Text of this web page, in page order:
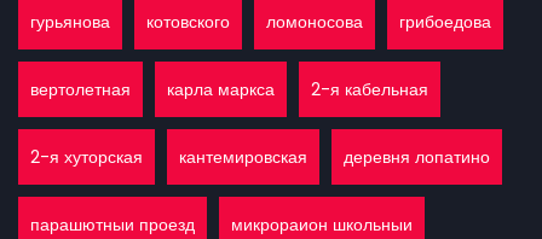
гурьянова котовского ломоносова грибоедова
вертолетная карла маркса 2-я кабельная
2-я хуторская кантемировская деревня лопатино
парашютныи проезд микрораион школьныи